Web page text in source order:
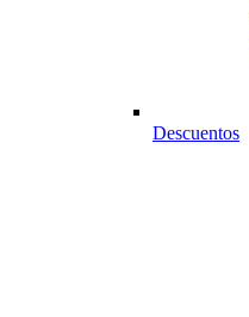
Descuentos